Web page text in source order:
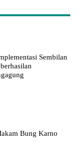
Sembilan
Bung Karno